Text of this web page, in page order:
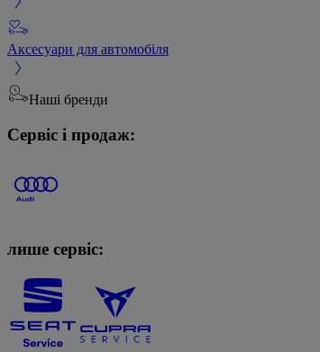
Аксесуари для автомобіля
Наші бренди
Сервіс і продаж:
лише сервіс: